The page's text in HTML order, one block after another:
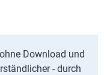
Download und
- durch